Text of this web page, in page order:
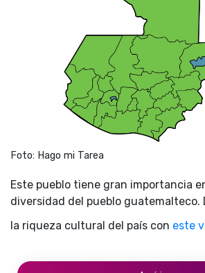
Foto: Hago mi Tarea
Este pueblo tiene gran importancia
diversidad del pueblo guatemalteco.
la riqueza cultural del país con este